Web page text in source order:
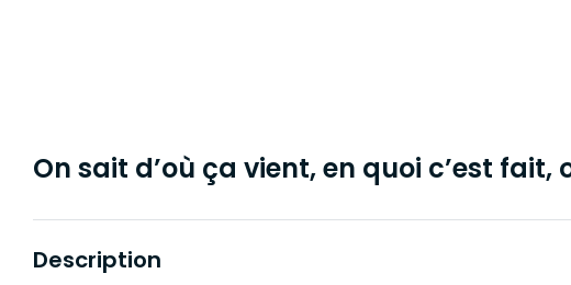
On sait d’où ça vient, en quoi c’est
Description